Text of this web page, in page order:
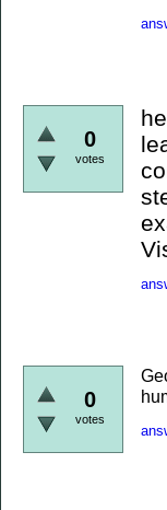
0
votes
0
votes